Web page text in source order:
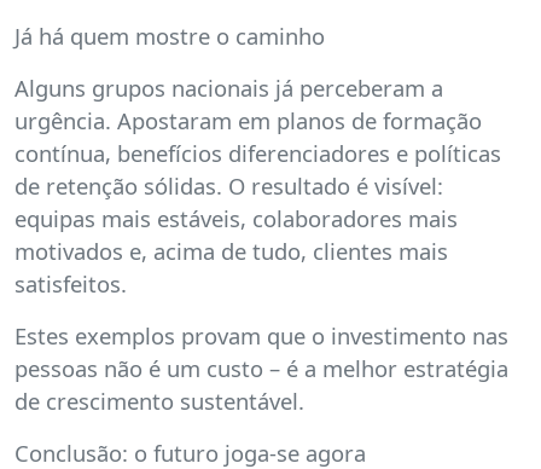
Já há quem mostre o caminho
Alguns grupos nacionais já perceberam a
urgência. Apostaram em planos de formação
contínua, benefícios diferenciadores e políticas
de retenção sólidas. O resultado é visível:
equipas mais estáveis, colaboradores mais
motivados e, acima de tudo, clientes mais
satisfeitos.
Estes exemplos provam que o investimento nas
pessoas não é um custo – é a melhor estratégia
de crescimento sustentável.
Conclusão: o futuro joga-se agora